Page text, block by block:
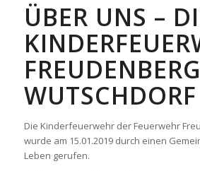
ÜBER UNS –
WUTSCHDORF
Die Kinderfeuerwehr der Feuerwehr
wurde am 15.01.2019 durch einen
Leben gerufen.